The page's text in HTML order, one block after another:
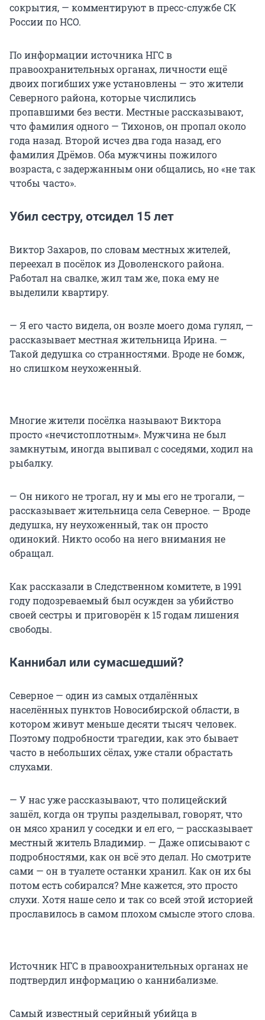
сокрытия, — комментируют в пресс-службе СК
России по НСО.
По информации источника НГС в
правоохранительных органах, личности ещё
двоих погибших уже установлены — это жители
Северного района, которые числились
пропавшими без вести. Местные рассказывают,
что фамилия одного — Тихонов, он пропал около
года назад. Второй исчез два года назад, его
фамилия Дрёмов. Оба мужчины пожилого
возраста, с задержанным они общались, но «не так
чтобы часто».
Убил сестру, отсидел 15 лет
Виктор Захаров, по словам местных жителей,
переехал в посёлок из Доволенского района.
Работал на свалке, жил там же, пока ему не
выделили квартиру.
— Я его часто видела, он возле моего дома гулял, —
рассказывает местная жительница Ирина. —
Такой дедушка со странностями. Вроде не бомж,
но слишком неухоженный.
Многие жители посёлка называют Виктора
просто «нечистоплотным». Мужчина не был
замкнутым, иногда выпивал с соседями, ходил на
рыбалку.
— Он никого не трогал, ну и мы его не трогали, —
рассказывает жительница села Северное. — Вроде
дедушка, ну неухоженный, так он просто
одинокий. Никто особо на него внимания не
обращал.
Как рассказали в Следственном комитете, в 1991
году подозреваемый был осужден за убийство
своей сестры и приговорён к 15 годам лишения
свободы.
Каннибал или сумасшедший?
Северное — один из самых отдалённых
населённых пунктов Новосибирской области, в
котором живут меньше десяти тысяч человек.
Поэтому подробности трагедии, как это бывает
часто в небольших сёлах, уже стали обрастать
слухами.
— У нас уже рассказывают, что полицейский
зашёл, когда он трупы разделывал, говорят, что
он мясо хранил у соседки и ел его, — рассказывает
местный житель Владимир. — Даже описывают с
подробностями, как он всё это делал. Но смотрите
сами — он в туалете останки хранил. Как он их бы
потом есть собирался? Мне кажется, это просто
слухи. Хотя наше село и так со всей этой историей
прославилось в самом плохом смысле этого слова.
Источник НГС в правоохранительных органах не
подтвердил информацию о каннибализме.
Самый известный серийный убийца в